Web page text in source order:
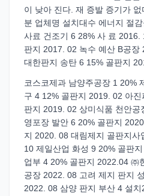
이 낮아 진다. 재 증발 증기가
분 업체명 설치대수 에너지 절
사료 건조기 6 28% 사 료 2016.
판지 2017. 02 녹수 예산 B공장
대한판지 송탄 6 15% 골판지
코스코제과 남양주공장 1 20%
구 4 12% 골판지 2019. 02 아
판지 2019. 02 상미식품 천안
영포장 발안 6 20% 골판지
지 2020. 08 대림제지 골판지사
10 제일산업 화성 9 20% 골판
업부 4 20% 골판지 2022.04 ㈜
공장 2022. 08 고려 제지 판지
2022. 08 삼양 판지 부산 4 설